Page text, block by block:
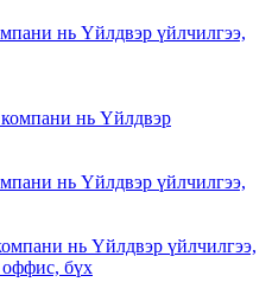
нь Үйлдвэр үйлчилгээ,
нь Үйлдвэр үйлчилгээ,